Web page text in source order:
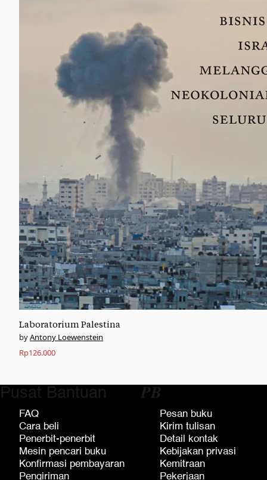
Laboratorium Palestina
Antony Loewenstein
Rp126.000
Pusat Bantuan
FAQ
Cara beli
Penerbit-penerbit
Mesin pencari buku
Konfirmasi pembayaran
Pengiriman
𝑷𝑩
Pesan buku
Kirim tulisan
Detail kontak
Kebijakan privasi
Kemitraan
Pekerjaan